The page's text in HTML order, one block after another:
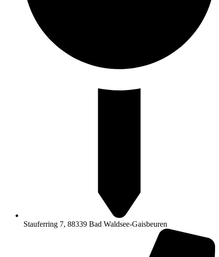
Stauferring 7, 88339 Bad Waldsee-Gaisbeuren